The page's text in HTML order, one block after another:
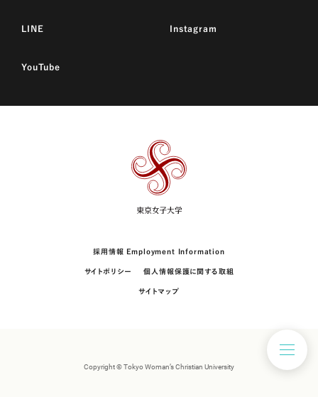
LINE Instagram
YouTube
東
採用情報 Employment Information
サイトポリシー 個人情報保護に関する取組
サイトマップ
Copyright © Tokyo Woman’s Christian University